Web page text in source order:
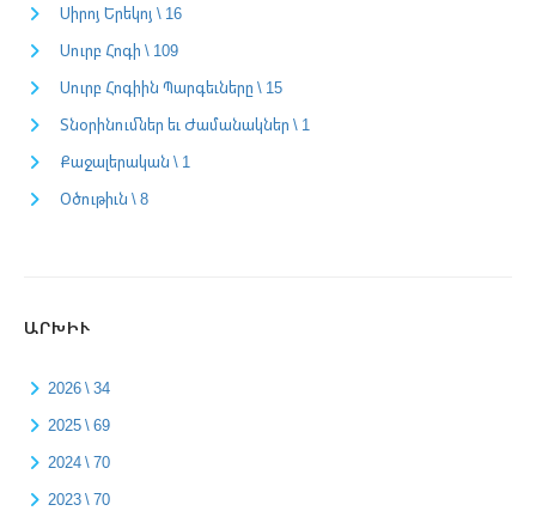
Սիրոյ Երեկոյ \ 16
Սուրբ Հոգի \ 109
Սուրբ Հոգիին Պարգեւները \ 15
Տնօրինումներ եւ Ժամանակներ \ 1
Քաջալերական \ 1
Օծութիւն \ 8
ԱՐԽԻՒ
2026 \ 34
2025 \ 69
2024 \ 70
2023 \ 70